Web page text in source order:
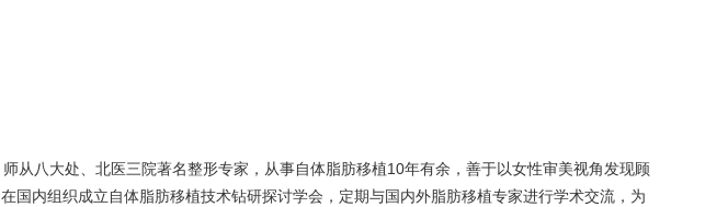
从八大处、北医三院著名整形专家，从事自体脂肪移植10年有余，善于以女性审美视角发现顾
内组织成立自体脂肪移植技术钻研探讨学会，定期与国内外脂肪移植专家进行学术交流，为